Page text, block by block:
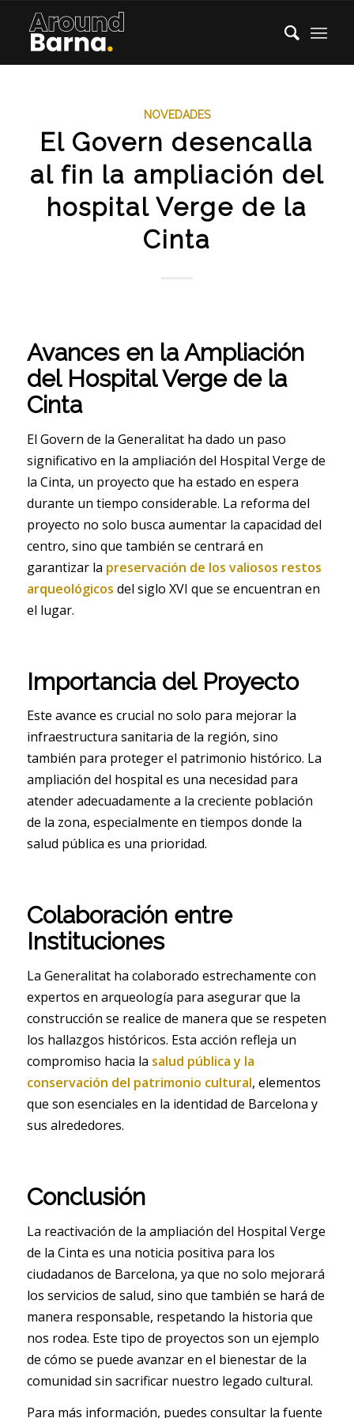
NOVEDADES
El Govern desencalla
al fin la ampliación del
hospital Verge de la
Cinta
Avances en la Ampliación
del Hospital Verge de la
Cinta
El Govern de la Generalitat ha dado un paso
significativo en la ampliación del Hospital Verge de
la Cinta, un proyecto que ha estado en espera
durante un tiempo considerable. La reforma del
proyecto no solo busca aumentar la capacidad del
centro, sino que también se centrará en
garantizar la preservación de los valiosos restos
arqueológicos del siglo XVI que se encuentran en
el lugar.
Importancia del Proyecto
Este avance es crucial no solo para mejorar la
infraestructura sanitaria de la región, sino
también para proteger el patrimonio histórico. La
ampliación del hospital es una necesidad para
atender adecuadamente a la creciente población
de la zona, especialmente en tiempos donde la
salud pública es una prioridad.
Colaboración entre
Instituciones
La Generalitat ha colaborado estrechamente con
expertos en arqueología para asegurar que la
construcción se realice de manera que se respeten
los hallazgos históricos. Esta acción refleja un
compromiso hacia la salud pública y la
conservación del patrimonio cultural, elementos
que son esenciales en la identidad de Barcelona y
sus alrededores.
Conclusión
La reactivación de la ampliación del Hospital Verge
de la Cinta es una noticia positiva para los
ciudadanos de Barcelona, ya que no solo mejorará
los servicios de salud, sino que también se hará de
manera responsable, respetando la historia que
nos rodea. Este tipo de proyectos son un ejemplo
de cómo se puede avanzar en el bienestar de la
comunidad sin sacrificar nuestro legado cultural.
Para más información, puedes consultar la fuente